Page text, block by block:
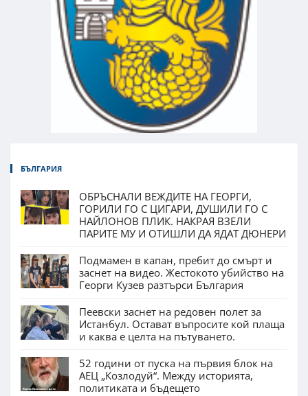
БЪЛГАРИЯ
ОБРЪСНАЛИ ВЕЖДИТЕ НА ГЕОРГИ,
ГОРИЛИ ГО С ЦИГАРИ, ДУШИЛИ ГО С
НАЙЛОНОВ ПЛИК. НАКРАЯ ВЗЕЛИ
ПАРИТЕ МУ И ОТИШЛИ ДА ЯДАТ ДЮНЕРИ
Подмамен в капан, пребит до смърт и
заснет на видео. Жестокото убийство на
Георги Кузев разтърси България
Пеевски заснет на редовен полет за
Истанбул. Остават въпросите кой плаща
и каква е целта на пътуването.
52 години от пуска на първия блок на
АЕЦ „Козлодуй“. Между историята,
политиката и бъдещето